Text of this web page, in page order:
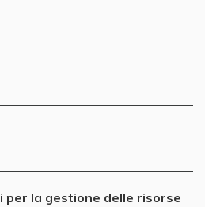
la gestione delle risorse